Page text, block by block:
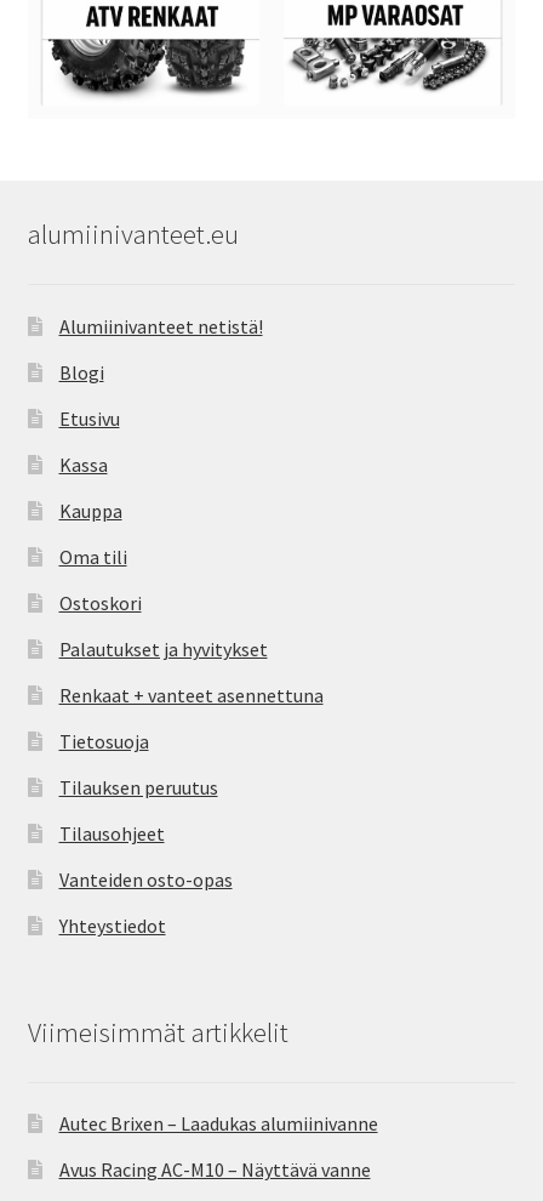
alumiinivanteet.eu
Alumiinivanteet netistä!
Blogi
Etusivu
Kassa
Kauppa
Oma tili
Ostoskori
Palautukset ja hyvitykset
Renkaat + vanteet asennettuna
Tietosuoja
Tilauksen peruutus
Tilausohjeet
Vanteiden osto-opas
Yhteystiedot
Viimeisimmät artikkelit
Autec Brixen – Laadukas alumiinivanne
Avus Racing AC-M10 – Näyttävä vanne